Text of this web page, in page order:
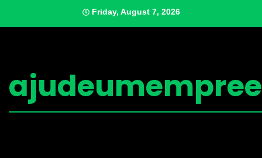
content
Friday, August 7, 2026